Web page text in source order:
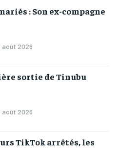
: Son ex-compagne
août 2026
sortie de Tinubu
août 2026
TikTok arrêtés, les